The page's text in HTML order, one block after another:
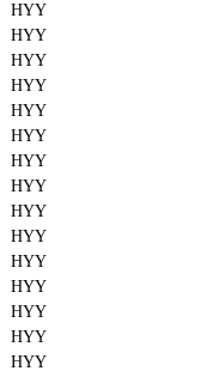
HYY
HYY
HYY
HYY
HYY
HYY
HYY
HYY
HYY
HYY
HYY
HYY
HYY
HYY
HYY